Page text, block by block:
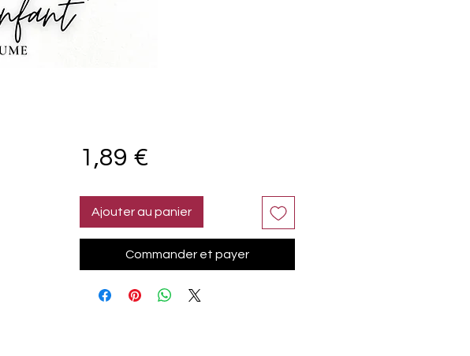
1,89 €
Ajouter au panier
Commander et payer